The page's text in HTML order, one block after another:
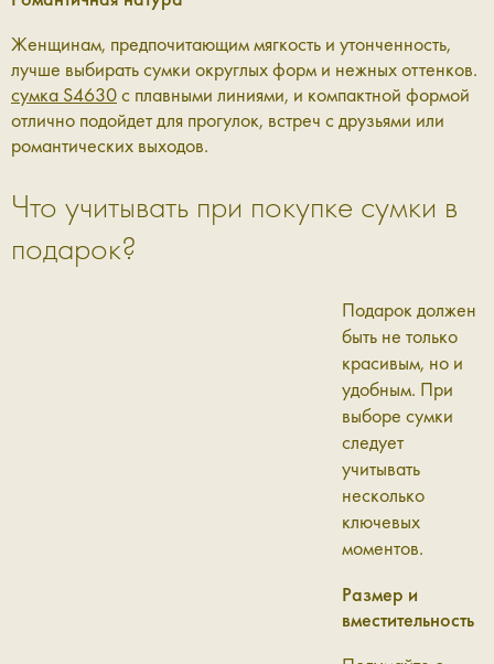
Женщинам, предпочитающим мягкость и утонченность,
лучше выбирать сумки округлых форм и нежных оттенков.
cумка S4630с плавными линиями, и компактной формой
отлично подойдет для прогулок, встреч с друзьями или
романтических выходов.
Что учитывать при покупке сумки в
подарок?
Подарок должен
быть не только
красивым, но и
удобным. При
выборе сумки
следует
учитывать
несколько
ключевых
моментов.
Размер и
вместительность